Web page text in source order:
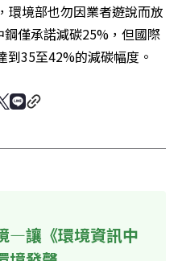
環境部也勿因業者遊說而放
僅承諾減碳25%，但國際
到35至42%的減碳幅度。
—讓《環境資訊中